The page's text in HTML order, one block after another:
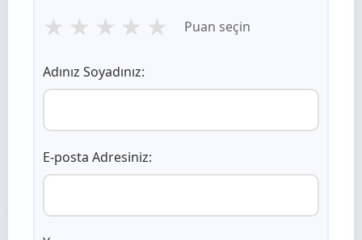
★ ★ ★ ★ ★ Puan seçin
Adınız Soyadınız:
E-posta Adresiniz: